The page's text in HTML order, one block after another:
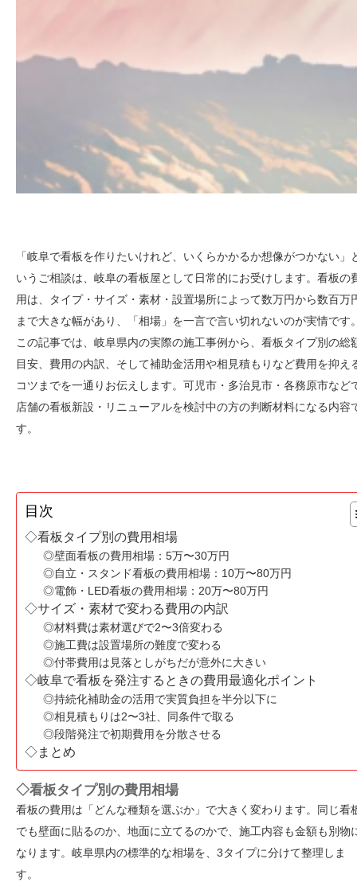
「岐阜で看板を作りたいけれど、いくらかかるか想像がつかない」
いうご相談は、岐阜の看板屋として日常的にお受けします。看板の
用は、タイプ・サイズ・素材・設置場所によって数万円から数百万
まで大きな幅があり、「相場」を一言で言い切れないのが実情です
この記事では、岐阜県内の実際の施工事例から、看板タイプ別の総
目安、費用の内訳、そして補助金活用や相見積もりなど費用を抑え
コツまでを一通りお伝えします。可児市・多治見市・各務原市など
店舗の看板新設・リニューアルを検討中の方の判断材料になる内容
す。
目次
◇看板タイプ別の費用相場
◎壁面看板の費用相場：5万〜30万円
◎自立・スタンド看板の費用相場：10万〜80万円
◎電飾・LED看板の費用相場：20万〜80万円
◇サイズ・素材で変わる費用の内訳
◎材料費は素材選びで2〜3倍変わる
◎施工費は設置場所の難度で変わる
◎付帯費用は見落としがちだが意外に大きい
◇岐阜で看板を発注するときの費用最適化ポイント
◎持続化補助金の活用で実質負担を半分以下に
◎相見積もりは2〜3社、同条件で取る
◎段階発注で初期費用を分散させる
◇まとめ
◇看板タイプ別の費用相場
看板の費用は「どんな種類を選ぶか」で大きく変わります。同じ看
でも壁面に貼るのか、地面に立てるのかで、施工内容も金額も別物
なります。岐阜県内の標準的な相場を、3タイプに分けて整理しま
す。